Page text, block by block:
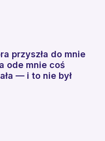
przyszła do mnie
ode mnie coś
— i to nie był